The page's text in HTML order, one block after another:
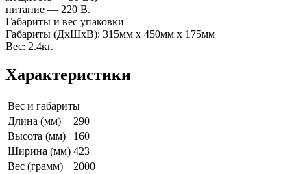
питание — 220 В.
Габариты и вес упаковки
Габариты (ДxШxВ): 315мм x 450мм x 175мм
Вес: 2.4кг.
Характеристики
Вес и габариты
Длина (мм)
290
Высота (мм)
160
Ширина (мм) 423
Вес (грамм)
2000